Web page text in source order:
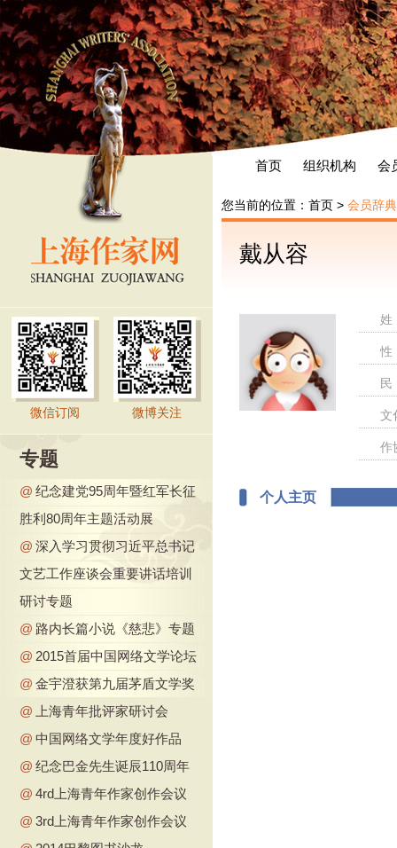
首页 组织机构 会
微信订阅 微博关注
专题
@ 纪念建党95周年暨红军长征
胜利80周年主题活动展
@ 深入学习贯彻习近平总书记
文艺工作座谈会重要讲话培训
研讨专题
@ 路内长篇小说《慈悲》专题
@ 2015首届中国网络文学论坛
@ 金宇澄获第九届茅盾文学奖
@
上海青年批评家研讨会
@ 中国网络文学年度好作品
@ 纪念巴金先生诞辰110周年
@ 4rd上海青年作家创作会议
@ 3rd上海青年作家创作会议
您当前的位置： 首页 > 会员辞典
戴从容
文
作
个人主页